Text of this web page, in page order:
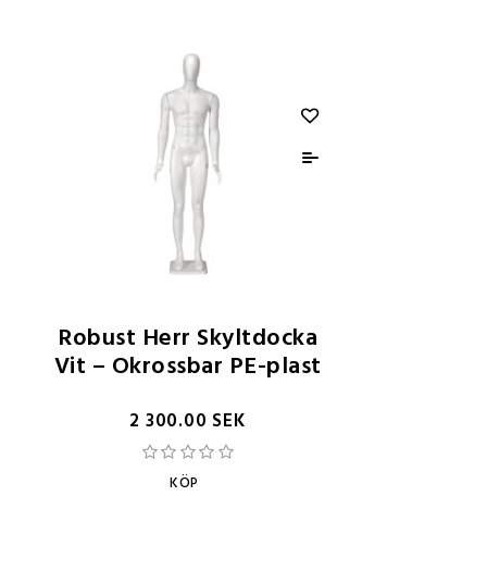
Robust Herr Skyltdocka
Vit – Okrossbar PE-plast
2 300.00 SEK
KÖP